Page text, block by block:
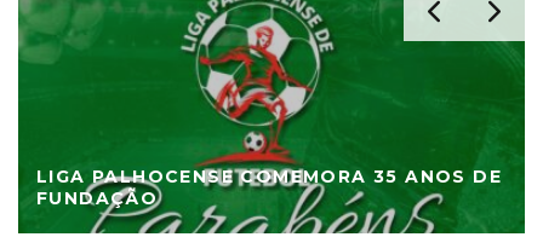
LIGA PALHOCENSE COMEMORA 35 ANOS DE
FUNDAÇÃO